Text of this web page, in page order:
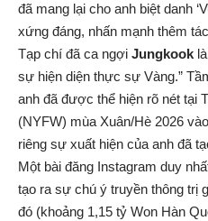
đã mang lại cho anh biệt danh
xứng đáng, nhấn mạnh thêm
Tạp chí đã ca ngợi Jungkook
sự hiện diện thực sự Vàng.”
anh đã được thể hiện rõ nét tại
(NYFW) mùa Xuân/Hè 2026
riêng sự xuất hiện của anh đã
Một bài đăng Instagram duy
tạo ra sự chú ý truyền thông trị
đó (khoảng 1,15 tỷ Won Hàn